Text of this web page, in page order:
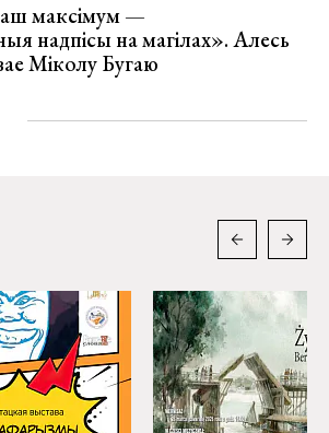
максімум —
надпісы на магілах». Алесь
Міколу Бугаю